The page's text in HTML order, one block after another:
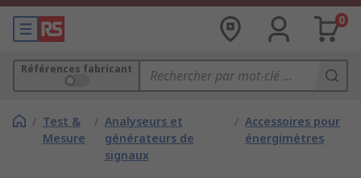
0
Références fabricant
/ Test &
Mesure
/ Analyseurs et
générateurs de
signaux
/ Accessoires pour
énergimètres